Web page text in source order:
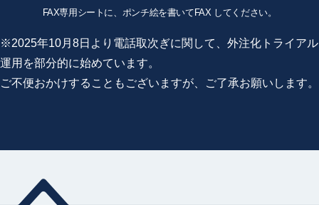
FAX専用シートに、ポンチ絵を書いてFAX してください。
※2025年10月8日より電話取次ぎに関して、外注化トライアル
運用を部分的に始めています。
ご不便おかけすることもございますが、ご了承お願いします。